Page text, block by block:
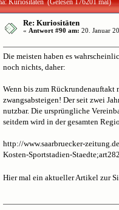
Re: Kuriositäten
« Antwort #90 am: 20. Januar
Die meisten haben es
noch nichts, daher:
Wenn bis zum Rückrundenauftakt
zwangsabsteigen! Der seit zwei
nutzbar. Die ursprüngliche
seitdem wird in der gesamten
http://www.saarbruecker-
Kosten-Sportstadien-
Hier mal ein aktueller Artikel zur